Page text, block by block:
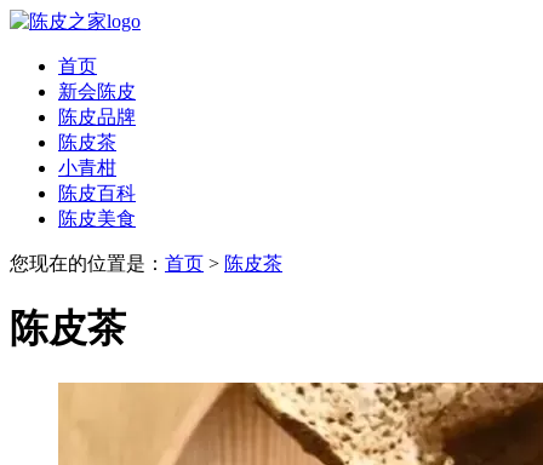
首页
新会陈皮
陈皮品牌
陈皮茶
小青柑
陈皮百科
陈皮美食
您现在的位置是： 首页 > 陈皮茶
陈皮茶